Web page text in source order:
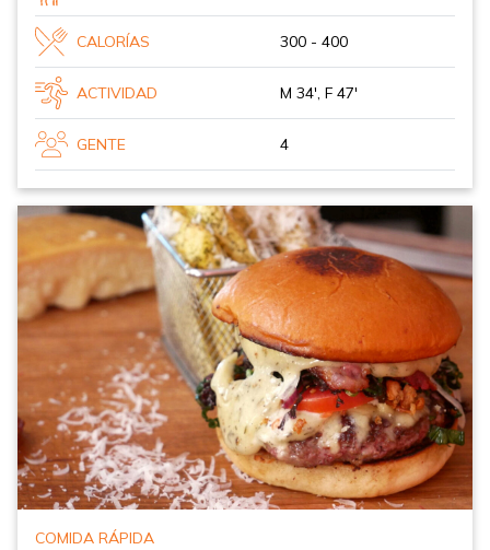
CALORÍAS 300 - 400
ACTIVIDAD M 34', F 47'
GENTE 4
COMIDA RÁPIDA